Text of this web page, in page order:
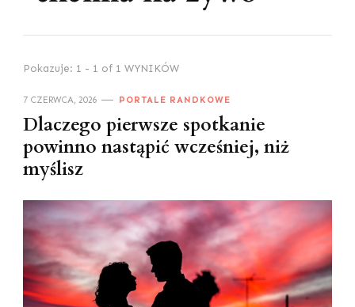
Pokazuje: 1 - 1 of 1 WYNIKÓW
7 CZERWCA, 2026 PORTALE RANDKOWE
Dlaczego pierwsze spotkanie
powinno nastąpić wcześniej, niż
myślisz